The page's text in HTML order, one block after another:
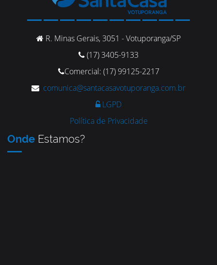
R. Minas Gerais, 3051 - Votuporanga/SP
(17) 3405-9133
Comercial: (17) 99125-2217
comunica@santacasavotuporanga.com.br
LGPD
Política de Privacidade
Onde Estamos?